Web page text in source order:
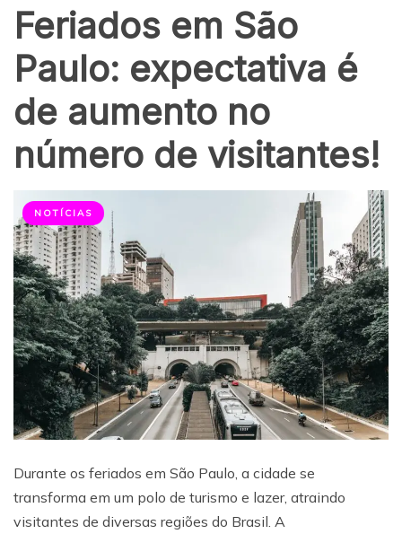
Feriados em São
Paulo: expectativa é
de aumento no
número de visitantes!
NOTÍCIAS
Durante os feriados em São Paulo, a cidade se
transforma em um polo de turismo e lazer, atraindo
visitantes de diversas regiões do Brasil. A